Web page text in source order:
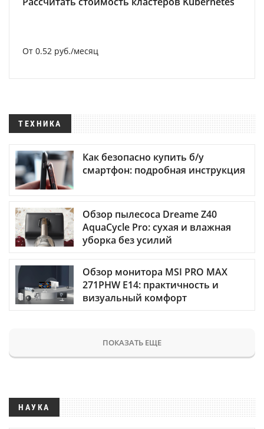
От 0.52 руб./месяц
ТЕХНИКА
Как безопасно купить б/у
смартфон: подробная инструкция
Обзор пылесоса Dreame Z40
AquaCycle Pro: сухая и влажная
уборка без усилий
Обзор монитора MSI PRO MAX
271PHW E14: практичность и
визуальный комфорт
ПОКАЗАТЬ ЕЩЕ
НАУКА